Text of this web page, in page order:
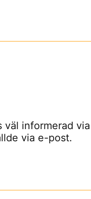
väl informerad
via e-post.